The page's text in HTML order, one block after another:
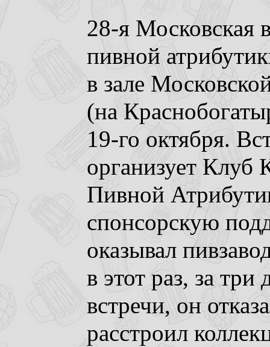
28-я Московская
пивной
в зале
(на
19-го октября.
организует Клуб
Пивной
спонсорскую
оказывал
в этот раз, за
встречи, он
расстроил